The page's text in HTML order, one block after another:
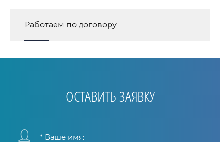
Работаем по договору
ОСТАВИТЬ ЗАЯВКУ